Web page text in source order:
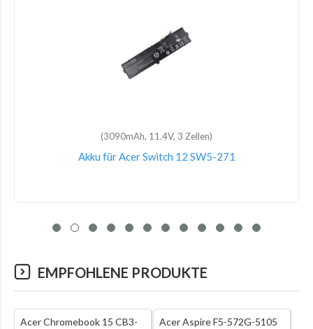
(51.3Wh, 11.40V, 6 Zellen)
Akku für Gateway UTL-509068-3S
EMPFOHLENE PRODUKTE
Acer Chromebook 15 CB3-
Acer Aspire F5-572G-5105